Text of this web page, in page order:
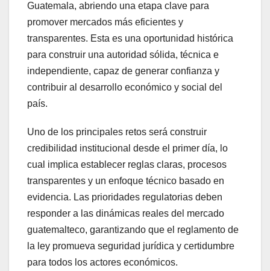
Guatemala, abriendo una etapa clave para
promover mercados más eficientes y
transparentes. Esta es una oportunidad histórica
para construir una autoridad sólida, técnica e
independiente, capaz de generar confianza y
contribuir al desarrollo económico y social del
país.
Uno de los principales retos será construir
credibilidad institucional desde el primer día, lo
cual implica establecer reglas claras, procesos
transparentes y un enfoque técnico basado en
evidencia. Las prioridades regulatorias deben
responder a las dinámicas reales del mercado
guatemalteco, garantizando que el reglamento de
la ley promueva seguridad jurídica y certidumbre
para todos los actores económicos.